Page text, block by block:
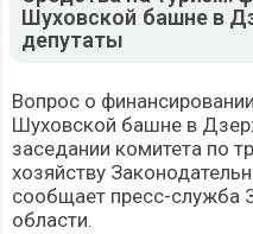
Шуховской башне в
депутаты
Вопрос о
Шуховской башне в
заседании комитета по
хозяйству
сообщает пресс-служба
области.